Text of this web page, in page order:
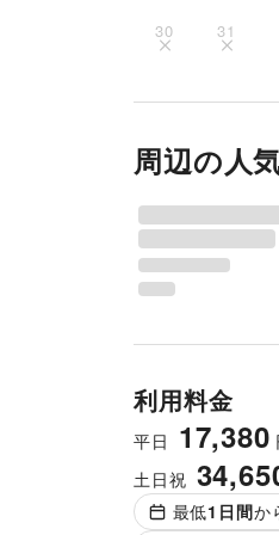
30 31
周辺の人
利用料金
平日 17,380
土日祝
最低1 日間か